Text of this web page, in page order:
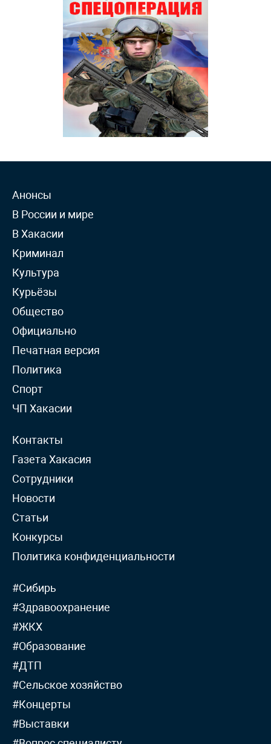
Анонсы
В России и мире
В Хакасии
Криминал
Культура
Курьёзы
Общество
Официально
Печатная версия
Политика
Спорт
ЧП Хакасии
Контакты
Газета Хакасия
Сотрудники
Новости
Статьи
Конкурсы
Политика конфиденциальности
#Сибирь
#Здравоохранение
#ЖКХ
#Образование
#ДТП
#Сельское хозяйство
#Концерты
#Выставки